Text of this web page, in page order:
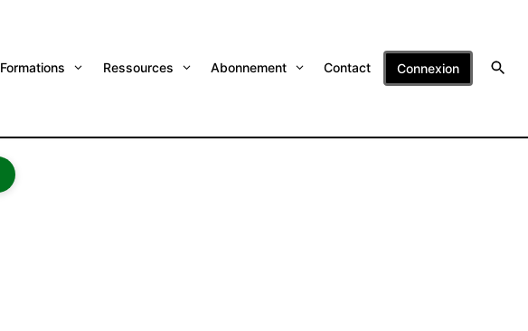
Formations Ressources Abonnement Contact Connexion